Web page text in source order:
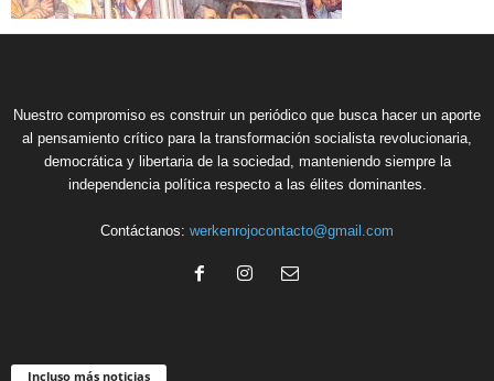
Nuestro compromiso es construir un periódico que busca hacer un aporte
al pensamiento crítico para la transformación socialista revolucionaria,
democrática y libertaria de la sociedad, manteniendo siempre la
independencia política respecto a las élites dominantes.
Contáctanos: werkenrojocontacto@gmail.com
Incluso más noticias